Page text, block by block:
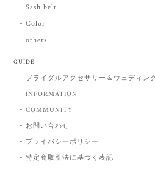
Sash belt
Color
others
GUIDE
ブライダルアクセサリー＆ウェディン
INFORMATION
COMMUNITY
お問い合わせ
プライバシーポリシー
特定商取引法に基づく表記